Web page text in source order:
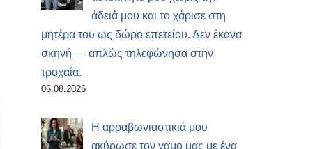
άδειά μου και το χάρισε στη
μητέρα του ως δώρο επετείου. Δεν έκανα
σκηνή — απλώς τηλεφώνησα στην
τροχαία.
06.08.2026
Η αρραβωνιαστικιά μου
ακύρωσε τον γάμο μας με ένα